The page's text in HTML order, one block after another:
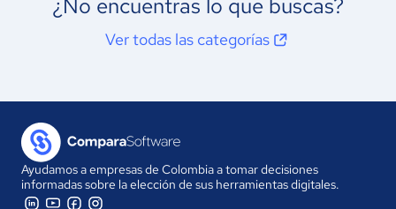
¿No encuentras lo que buscas?
Ver todas las categorías
Ayudamos a empresas de Colombia a tomar decisiones
informadas sobre la elección de sus herramientas digitales.